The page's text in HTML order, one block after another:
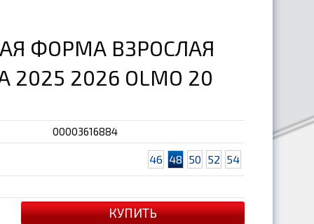
ФОРМА ВЗРОСЛАЯ
2025 2026 OLMO 20
00003616884
46 48 50 52 54